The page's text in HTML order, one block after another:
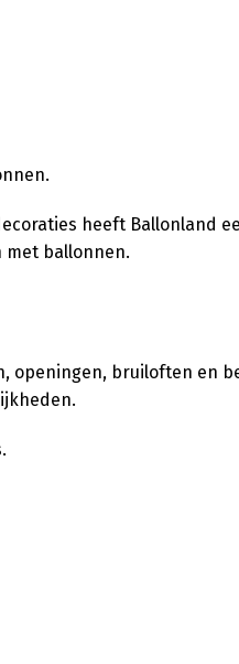
heeft Ballonland
met ballonnen.
openingen, bruiloften en